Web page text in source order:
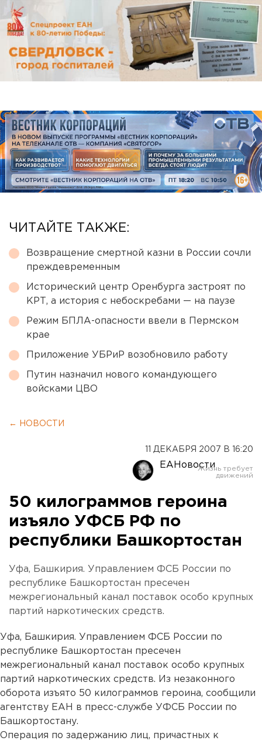
ЧИТАЙТЕ ТАКЖЕ:
Возвращение смертной казни в России сочли
преждевременным
Исторический центр Оренбурга застроят по
КРТ, а история с небоскребами — на паузе
Режим БПЛА-опасности ввели в Пермском
крае
Приложение УБРиР возобновило работу
Путин назначил нового командующего
войсками ЦВО
← НОВОСТИ
11 ДЕКАБРЯ 2007 В 16:20
ЕАНовости
50 килограммов героина
изъяло УФСБ РФ по
республики Башкортостан
Уфа, Башкирия. Управлением ФСБ России по
республике Башкортостан пресечен
межрегиональный канал поставок особо крупных
партий наркотических средств.
Уфа, Башкирия. Управлением ФСБ России по
республике Башкортостан пресечен
межрегиональный канал поставок особо крупных
партий наркотических средств. Из незаконного
оборота изъято 50 килограммов героина, сообщили
агентству ЕАН в пресс-службе УФСБ России по
Башкортостану.
Операция по задержанию лиц, причастных к